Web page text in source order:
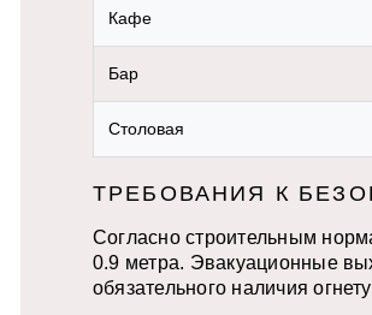
Кафе
Бар
Столовая
ТРЕБОВАНИЯ К
Согласно строительным
0.9 метра. Эвакуационные
обязательного наличия